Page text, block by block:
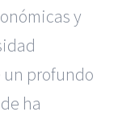
y
profundo
ha